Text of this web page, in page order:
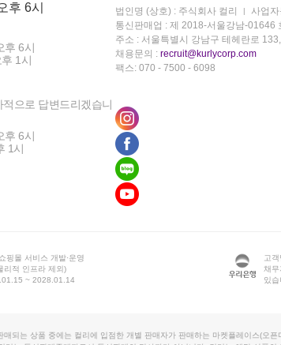
후 6시
후 6시
1시
으로 답변드리겠습니
후 6시
1시
법인명 (상호) : 주식회사 컬리 사업
통신판매업 : 제 2018-서울강남-01646
주소 : 서울특별시 강남구 테헤란로
채용문의 : recruit@kurlycorp.com
팩스: 070 - 7500 - 6098
핑몰 서비스 개발·운영
리적 인프라 제외)
~ 2028.01.14
고
채
있습
매되는 상품 중에는 컬리에 입점한 개별 판매자가 판매하는 마켓플레이스(오픈